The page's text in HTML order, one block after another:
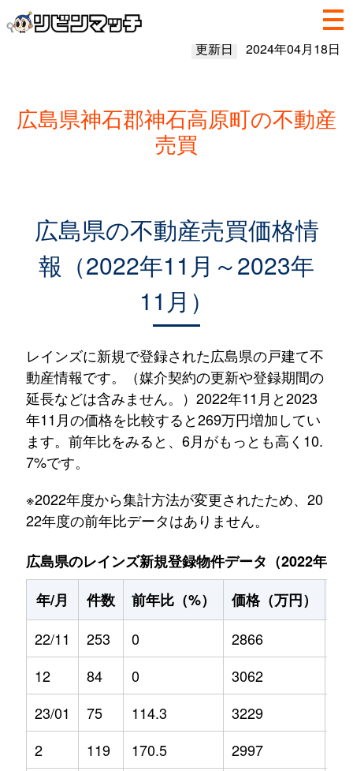
更新日 2024年04月18日
広島県神石郡神石高原町の不動産
売買
広島県の不動産売買価格情
報（2022年11月～2023年
11月）
レインズに新規で登録された広島県の戸建て不
動産情報です。（媒介契約の更新や登録期間の
延長などは含みません。）2022年11月と2023
年11月の価格を比較すると269万円増加してい
ます。前年比をみると、6月がもっとも高く10.
7%です。
※2022年度から集計方法が変更されたため、20
22年度の前年比データはありません。
広島県のレインズ新規登録物件データ（2022年11
年/月
件数 前年比（%） 価格（万円）
22/11
253 0 2866
12
84 0 3062
23/01
75 114.3 3229
2
119 170.5 2997